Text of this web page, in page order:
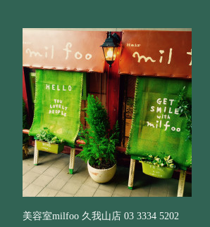
美容室milfoo 久我山店 03 3334 5202